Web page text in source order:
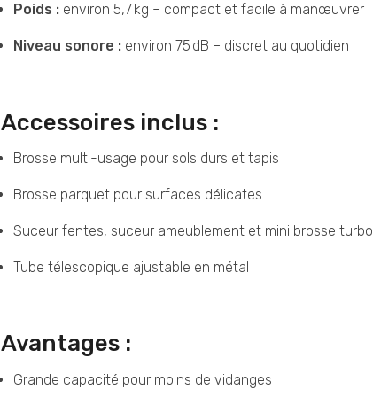
Poids : environ 5,7 kg – compact et facile à manœuvrer
Niveau sonore : environ 75 dB – discret au quotidien
Accessoires inclus :
Brosse multi-usage pour sols durs et tapis
Brosse parquet pour surfaces délicates
Suceur fentes, suceur ameublement et mini brosse turbo
Tube télescopique ajustable en métal
Avantages :
Grande capacité pour moins de vidanges